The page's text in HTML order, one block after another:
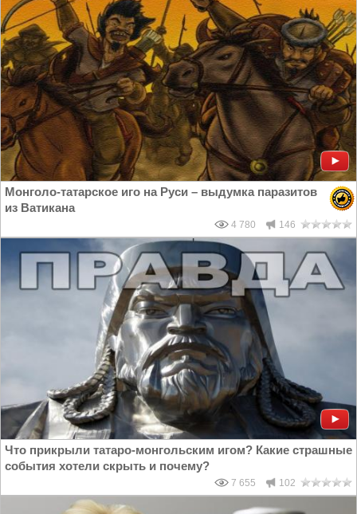
Монголо-татарское иго на Руси – выдумка паразитов
из Ватикана
4 780 146
Что прикрыли татаро-монгольским игом? Какие страшные
события хотели скрыть и почему?
7 655 102